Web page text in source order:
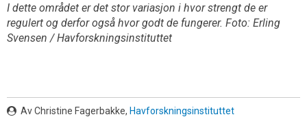
I dette området er det stor variasjon i hvor strengt de er
regulert og derfor også hvor godt de fungerer. Foto: Erling
Svensen / Havforskningsinstituttet
Av Christine Fagerbakke, Havforskningsinstituttet